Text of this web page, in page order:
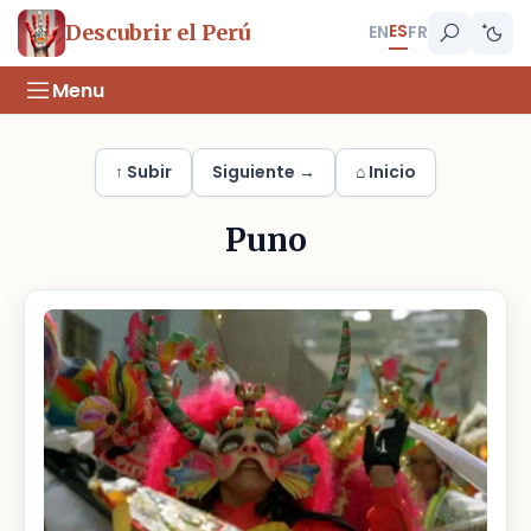
Descubrir el Perú ENESFR
Menu
↑ Subir Siguiente → ⌂ Inicio
Puno